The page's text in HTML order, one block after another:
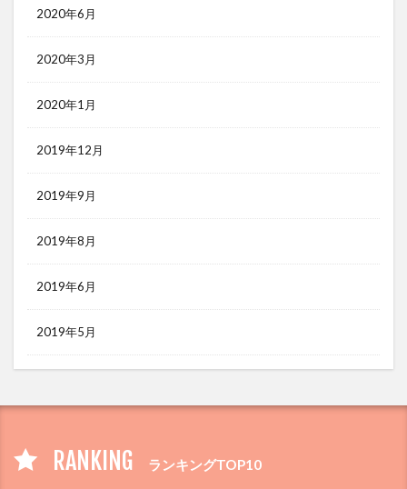
2020年6月
2020年3月
2020年1月
2019年12月
2019年9月
2019年8月
2019年6月
2019年5月
RANKING ランキングTOP10